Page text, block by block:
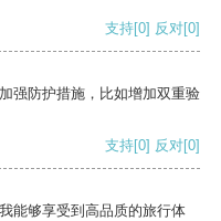
支持[0] 反对[0]
强防护措施，比如增加双重验
支持[0] 反对[0]
能够享受到高品质的旅行体